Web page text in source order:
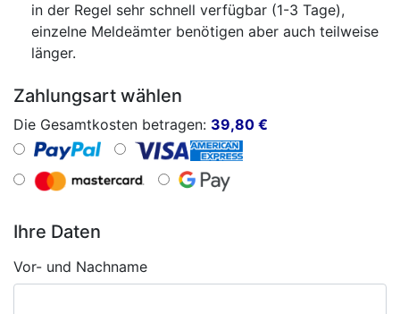
in der Regel sehr schnell verfügbar (1-3 Tage),
einzelne Meldeämter benötigen aber auch teilweise
länger.
Zahlungsart wählen
Die Gesamtkosten betragen: 39,80 €
Ihre Daten
Vor- und Nachname